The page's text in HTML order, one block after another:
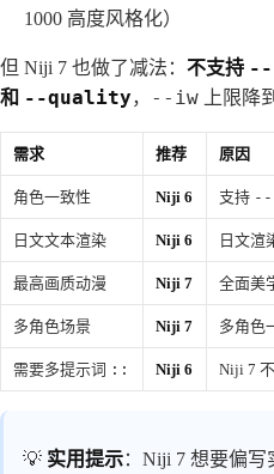
1000 高度风格化）
但 Niji 7 也做了减法： 不支持
和 --quality， --iw 上限降
需求 推荐 原因
角色一致性 Niji 6 支持
日文文本渲染 Niji 6 日文渲
最高画质动漫 Niji 7 全面美
多角色场景 Niji 7 多角色
需要多提示词 :: Niji 6 Niji 7
💡 实用提示：Niji 7 想要偏